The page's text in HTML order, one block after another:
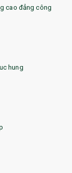
cao đẳng công
hung